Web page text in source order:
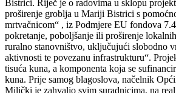
Bistrici. Riječ je o radovima u sklopu
proširenje groblja u Mariji Bistrici s
mrtvačnicom“ , iz Podmjere EU fondova
pokretanje, poboljšanje ili proširenje
ruralno stanovništvo, uključujući slobodno
aktivnosti te povezanu infrastrukturu“.
tisuća kuna, a komponenta koja se
kuna. Prije samog blagoslova, načelnik
Milički je zahvalio svim suradnicima, na